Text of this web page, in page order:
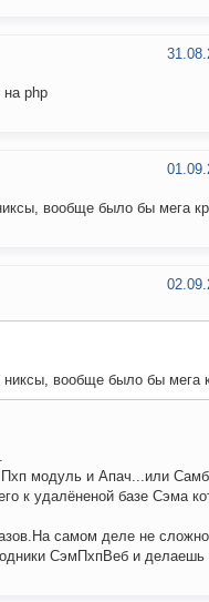
php
вообще было бы мега
вообще было бы мега
модуль и Апач...или
к удалёненой базе Сэма
самом деле не
СэмПхпВеб и делаешь